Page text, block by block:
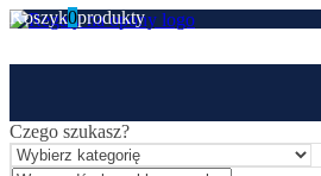
Koszyk0produkty
Czego szukasz?